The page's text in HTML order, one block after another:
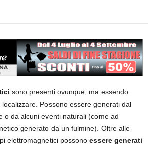
sono presenti ovunque, ma essendo
Possono essere generati dal
o da alcuni eventi naturali (come ad
generato da un fulmine). Oltre alle
elettromagnetici possono essere generati